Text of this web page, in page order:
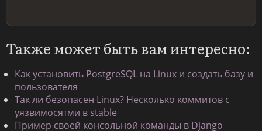
Также может быть вам интересно:
Как установить PostgreSQL на Linux и создать базу и
пользователя
Так ли безопасен Linux? Несколько коммитов с
уязвимосятми в stable
Пример своей консольной команды в Django